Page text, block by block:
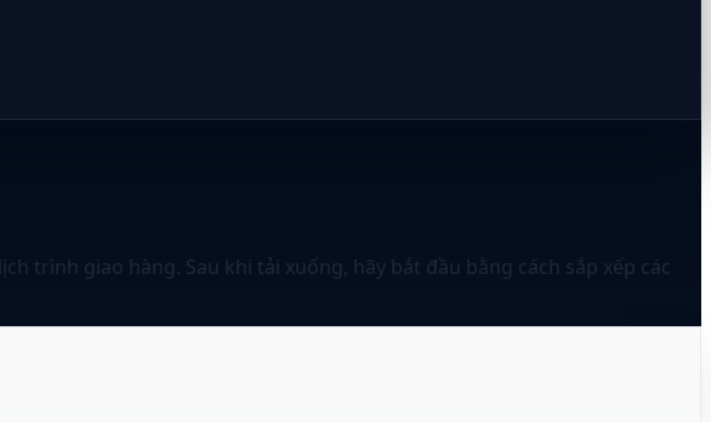
trình giao hàng. Sau khi tải xuống, hãy bắt đầu bằng cách sắp xếp các